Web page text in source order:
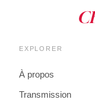
EXPLORER
À propos
Transmission